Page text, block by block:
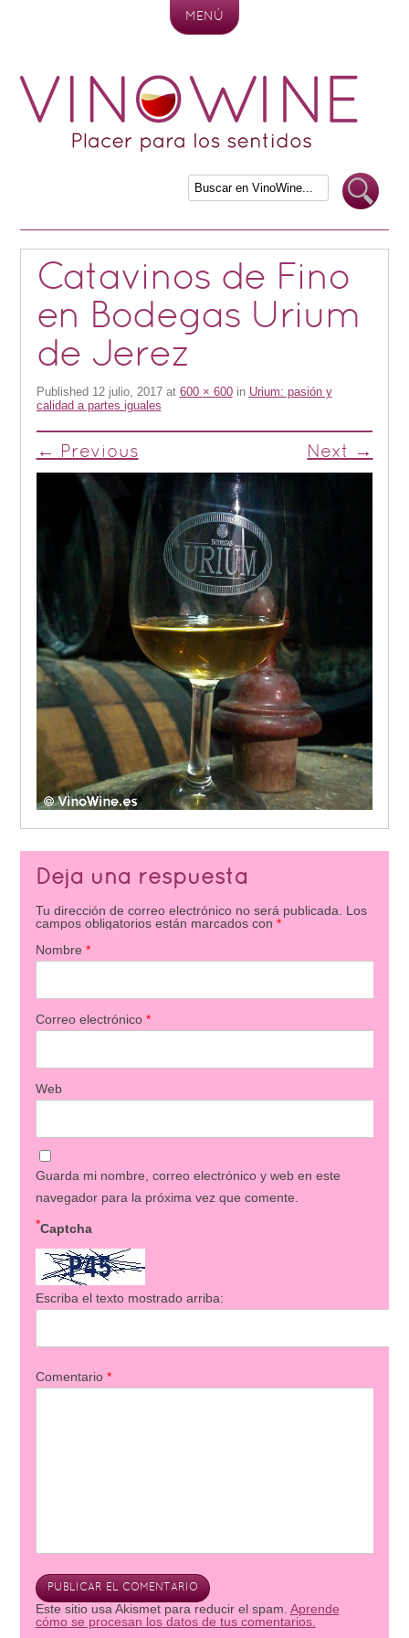
MENÚ
Catavinos de Fino
en Bodegas Urium
de Jerez
Published 12 julio, 2017at 600 × 600in Urium: pasión y
calidad a partes iguales
← Previous Next →
Deja una respuesta
Tu dirección de correo electrónico no será publicada. Los
campos obligatorios están marcados con *
Nombre *
Correo electrónico *
Web
Guarda mi nombre, correo electrónico y web en este
navegador para la próxima vez que comente.
Captcha
*
Escriba el texto mostrado arriba:
Comentario *
Este sitio usa Akismet para reducir el spam. Aprende
cómo se procesan los datos de tus comentarios.